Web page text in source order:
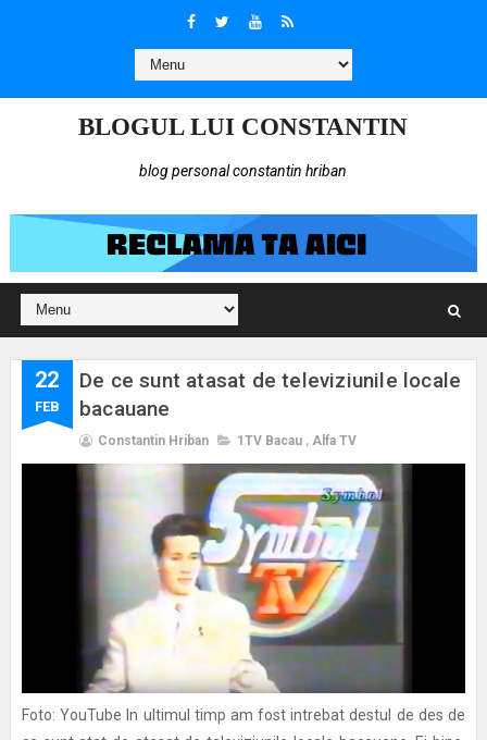
BLOGUL LUI CONSTANTIN
blog personal constantin hriban
22
FEB
De ce sunt atasat de televiziunile locale
bacauane
Constantin Hriban 1TV Bacau , Alfa TV
Foto: YouTube In ultimul timp am fost intrebat destul de des de